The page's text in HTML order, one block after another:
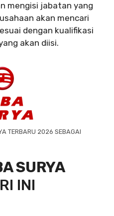
mengisi jabatan yang
akan mencari
dengan kualifikasi
akan diisi.
TERBARU 2026 SEBAGAI
SURYA
INI